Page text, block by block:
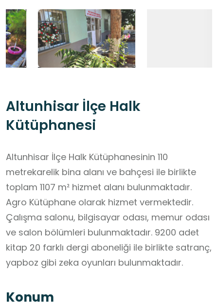
Altunhisar İlçe Halk
Kütüphanesi
Altunhisar İlçe Halk Kütüphanesinin 110
metrekarelik bina alanı ve bahçesi ile birlikte
toplam 1107 m² hizmet alanı bulunmaktadır.
Agro Kütüphane olarak hizmet vermektedir.
Çalışma salonu, bilgisayar odası, memur odası
ve salon bölümleri bulunmaktadır. 9200 adet
kitap 20 farklı dergi aboneliği ile birlikte satranç,
yapboz gibi zeka oyunları bulunmaktadır.
Konum